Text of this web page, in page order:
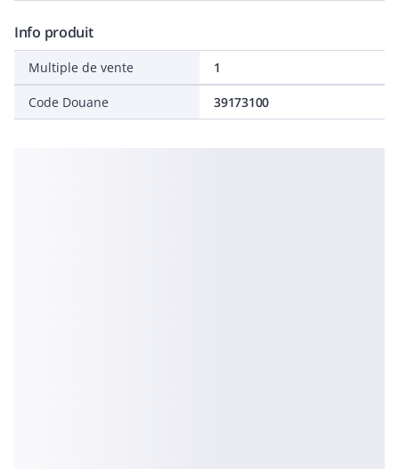
Info produit
Multiple de vente 1
Code Douane 39173100